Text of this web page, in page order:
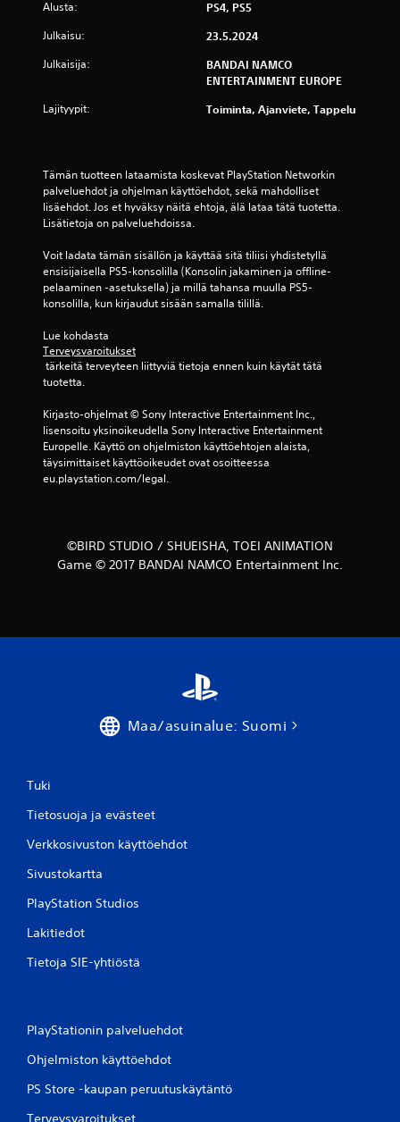
o
s
e
l
u
a
Alusta: PS4, PS5
Julkaisu: 23.5.2024
Julkaisija:
BANDAI NAMCO
ENTERTAINMENT EUROPE
Lajityypit: Toiminta, Ajanviete, Tappelu
Tämän tuotteen lataamista koskevat PlayStation Networkin
palveluehdot ja ohjelman käyttöehdot, sekä mahdolliset
lisäehdot. Jos et hyväksy näitä ehtoja, älä lataa tätä tuotetta.
Lisätietoja on palveluehdoissa.
Voit ladata tämän sisällön ja käyttää sitä tiliisi yhdistetyllä
ensisijaisella PS5-konsolilla (Konsolin jakaminen ja offline-
pelaaminen -asetuksella) ja millä tahansa muulla PS5-
konsolilla, kun kirjaudut sisään samalla tilillä.
Lue kohdasta
Terveysvaroitukset
tuotetta.
Kirjasto-ohjelmat © Sony Interactive Entertainment Inc.,
lisensoitu yksinoikeudella Sony Interactive Entertainment
Europelle. Käyttö on ohjelmiston käyttöehtojen alaista,
täysimittaiset käyttöoikeudet ovat osoitteessa
eu.playstation.com/legal.
©BIRD STUDIO / SHUEISHA, TOEI ANIMATION
Game © 2017 BANDAI NAMCO Entertainment Inc.
Maa/asuinalue: Suomi
Tuki
Tietosuoja ja evästeet
Verkkosivuston käyttöehdot
Sivustokartta
PlayStation Studios
Lakitiedot
Tietoja SIE-yhtiöstä
PlayStationin palveluehdot
Ohjelmiston käyttöehdot
PS Store -kaupan peruutuskäytäntö
Terveysvaroitukset